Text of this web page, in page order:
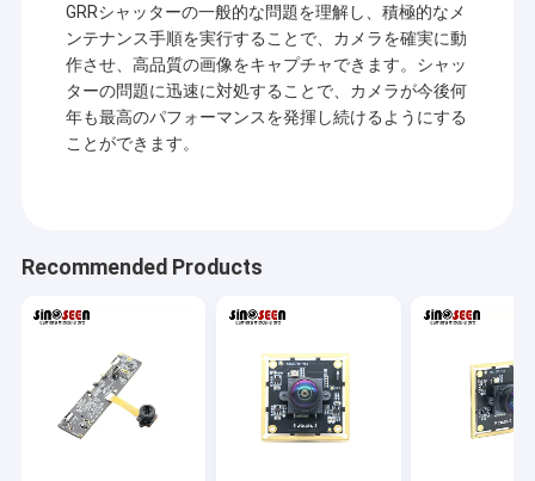
企業情報
会社案内
品質管理
OEMのカメラ モジュール
GRRシャッターの一般的な問題を理解し、積極的なメ
ンテナンス手順を実行することで、カメラを確実に動
作させ、高品質の画像をキャプチャできます。シャッ
ターの問題に迅速に対処することで、カメラが今後何
年も最高のパフォーマンスを発揮し続けるようにする
ことができます。
Recommended Products
ラ モジュール、VR、AR、3D、AI、身につけられる装置、ヘッド
ホーン、ガラスのロボット工学、IoT、医学の産業、agrotechny
のような多くの異なった地域のDVPのカメラでモジュール、携帯
電話のカメラ モジュール、ノートのカメラ モジュール、保安用
カメラ、
車のカメラおよびスマートな砥石のカメラ プロダクト、
生物測定学、イメージ投射、マシン ビジョン、計算機視覚、保
証、等含む。カメラ モジュールとのあらゆる製品関連、